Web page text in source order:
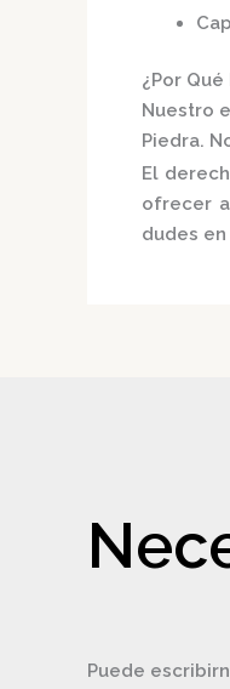
¿Por
Nuestro
Piedra.
El
ofrecer
dudes
Puede